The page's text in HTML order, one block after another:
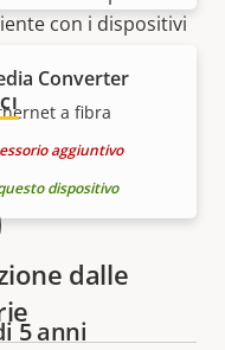
Converter
a fibra
aggiuntivo
dispositivo
dalle
con i dispositivi
5 anni